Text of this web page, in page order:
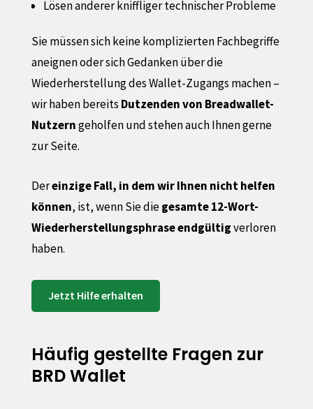
Lösen anderer kniffliger technischer Probleme
Sie müssen sich keine komplizierten Fachbegriffe
aneignen oder sich Gedanken über die
Wiederherstellung des Wallet-Zugangs machen –
wir haben bereits Dutzenden von Breadwallet-
Nutzerngeholfen und stehen auch Ihnen gerne
zur Seite.
Dereinzige Fall, in dem wir Ihnen nicht helfen
können, ist, wenn Sie diegesamte 12-Wort-
Wiederherstellungsphrase endgültigverloren
haben.
Jetzt Hilfeerhalten
Häufig gestellte Fragen zur
BRD Wallet